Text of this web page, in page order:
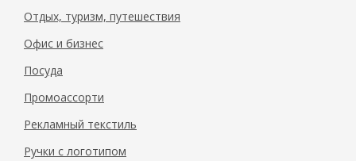
Отдых, туризм, путешествия
Офис и бизнес
Посуда
Промоассорти
Рекламный текстиль
Ручки с логотипом